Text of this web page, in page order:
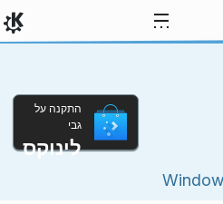
התקנה על
גבי
לינוקס